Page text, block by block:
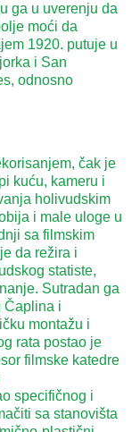
ga u uverenju da
moći da
1920. putuje u
i San
odnosno
čak je
kuću, kameru i
holivudskim
i male uloge u
sa filmskim
da režira i
statiste,
Sutradan ga
Čaplina i
montažu i
rata postao je
filmske katedre
specifičnog i
sa stanovišta